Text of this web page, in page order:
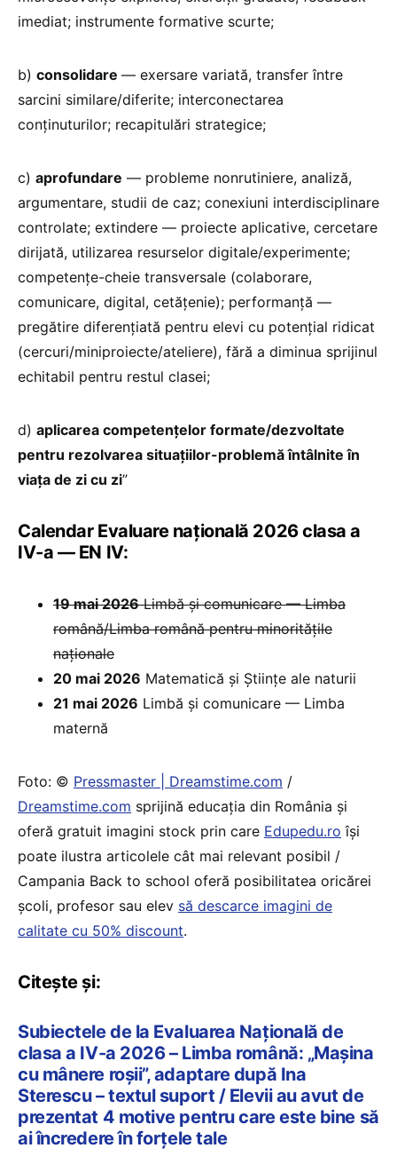
imediat; instrumente formative scurte;
b) consolidare — exersare variată, transfer între
sarcini similare/diferite; interconectarea
conținuturilor; recapitulări strategice;
c) aprofundare — probleme nonrutiniere, analiză,
argumentare, studii de caz; conexiuni interdisciplinare
controlate; extindere — proiecte aplicative, cercetare
dirijată, utilizarea resurselor digitale/experimente;
competențe-cheie transversale (colaborare,
comunicare, digital, cetățenie); performanță —
pregătire diferențiată pentru elevi cu potențial ridicat
(cercuri/miniproiecte/ateliere), fără a diminua sprijinul
echitabil pentru restul clasei;
d) aplicarea competențelor formate/dezvoltate
pentru rezolvarea situațiilor-problemă întâlnite în
viața de zi cu zi”
Calendar Evaluare națională 2026 clasa a
IV-a — EN IV:
19 mai 2026Limbă și comunicare — Limba
română/Limba română pentru minoritățile
naționale
20 mai 2026 Matematică și Științe ale naturii
21 mai 2026 Limbă și comunicare — Limba
maternă
Foto: © Pressmaster | Dreamstime.com /
Dreamstime.com sprijină educaţia din România şi
oferă gratuit imagini stock prin care Edupedu.ro îşi
poate ilustra articolele cât mai relevant posibil /
Campania Back to school oferă posibilitatea oricărei
școli, profesor sau elev să descarce imagini de
calitate cu 50% discount.
Citește și:
Subiectele de la Evaluarea Națională de
clasa a IV-a 2026 – Limba română: „Mașina
cu mânere roșii”, adaptare după Ina
Sterescu – textul suport / Elevii au avut de
prezentat 4 motive pentru care este bine să
ai încredere în forțele tale